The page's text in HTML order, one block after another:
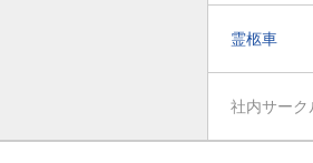
霊柩車
社内サーク